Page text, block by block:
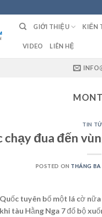
GIỚI THIỆU KIẾN
VIDEO LIÊN HỆ
TIN
chạy đua đến
POSTED ON THÁNG BA
tuyên bố một lá cờ
tàu Hằng Nga 7 đổ bộ